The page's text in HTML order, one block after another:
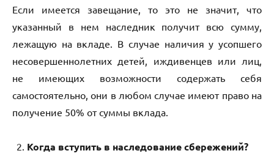
Если имеется завещание, то это не значит, что
указанный в нем наследник получит всю сумму,
лежащую на вкладе. В случае наличия у усопшего
несовершеннолетних детей, иждивенцев или лиц,
не имеющих возможности содержать себя
самостоятельно, они в любом случае имеют право на
получение 50% от суммы вклада.
Когда вступить в наследование сбережений?